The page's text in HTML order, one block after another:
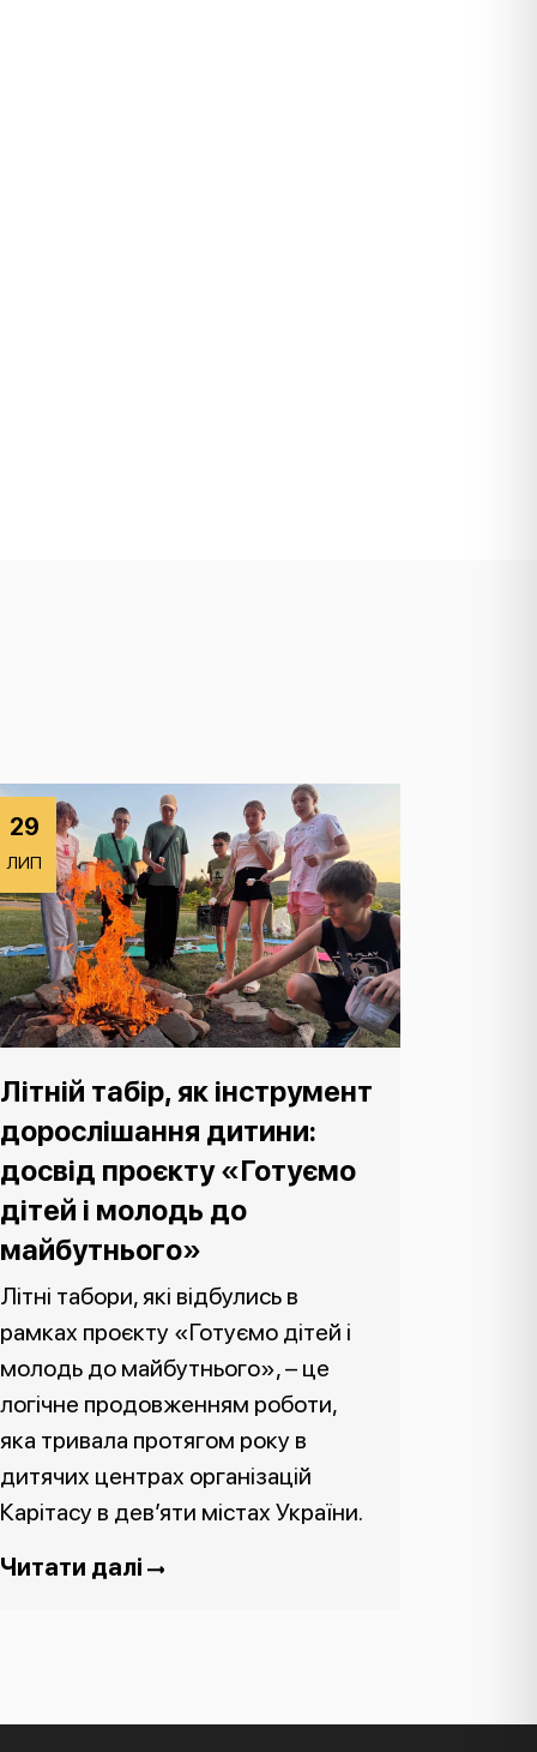
29
ЛИП
Літній табір, як інструмент
дорослішання дитини:
досвід проєкту «Готуємо
дітей і молодь до
майбутнього»
Літні табори, які відбулись в
рамках проєкту «Готуємо дітей і
молодь до майбутнього», – це
логічне продовженням роботи,
яка тривала протягом року в
дитячих центрах організацій
Карітасу в дев’яти містах України.
Читати далі